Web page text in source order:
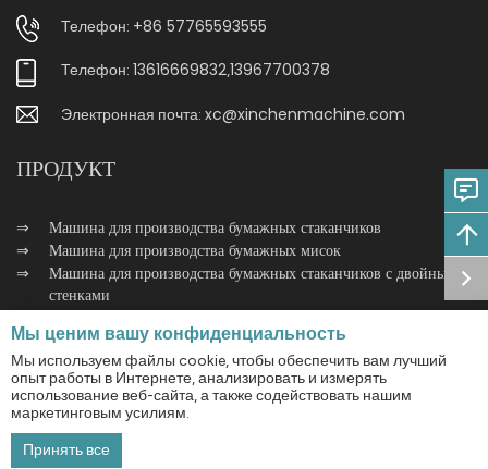
Телефон: +86 57765593555
Телефон: 13616669832,13967700378
Электронная почта: xc@xinchenmachine.com
ПРОДУКТ
Машина для производства бумажных стаканчиков
Машина для производства бумажных мисок
Машина для производства бумажных стаканчиков с двойными
стенками
Машина для упаковки бумажных стаканчиков
Авторские права © 2024 WENZHOU XINCHEN MACHINERY CO.,
LTD. Все права защищены.
Мы ценим вашу конфиденциальность
Мы используем файлы cookie, чтобы обеспечить вам лучший
опыт работы в Интернете, анализировать и измерять
использование веб-сайта, а также содействовать нашим
маркетинговым усилиям.
Принять все